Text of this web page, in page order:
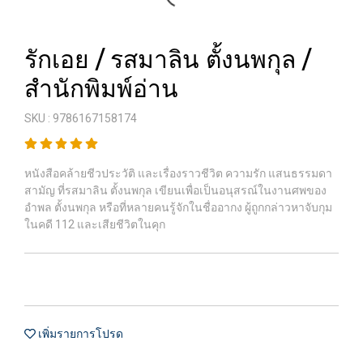
รักเอย / รสมาลิน ตั้งนพกุล /
สำนักพิมพ์อ่าน
SKU : 9786167158174
หนังสือคล้ายชีวประวัติ และเรื่องราวชีวิต ความรัก แสนธรรมดา
สามัญ ที่รสมาลิน ตั้งนพกุล เขียนเพื่อเป็นอนุสรณ์ในงานศพของ
อำพล ตั้งนพกุล หรือที่หลายคนรู้จักในชื่ออากง ผู้ถูกกล่าวหาจับกุม
ในคดี 112 และเสียชีวิตในคุก
เพิ่มรายการโปรด